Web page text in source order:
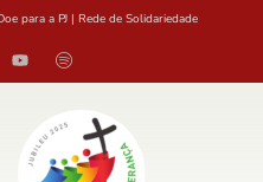
para a PJ | Rede de Solidariedade